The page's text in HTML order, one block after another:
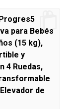
para Bebés
(15 kg),
y
4 Ruedas,
de